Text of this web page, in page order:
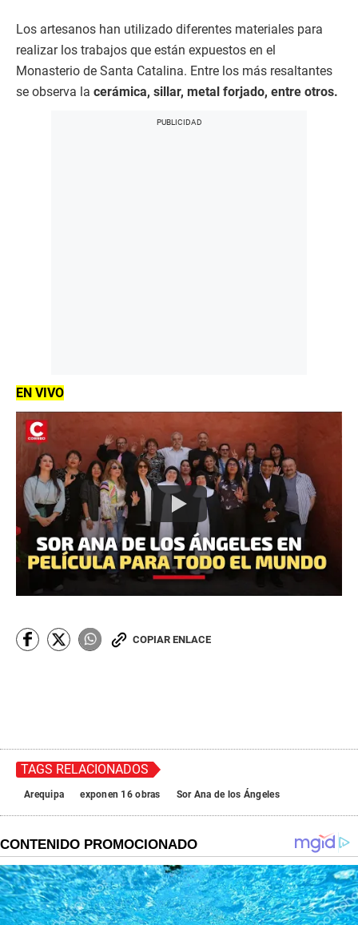
Los artesanos han utilizado diferentes materiales para
realizar los trabajos que están expuestos en el
Monasterio de Santa Catalina. Entre los más resaltantes
se observa la cerámica, sillar, metal forjado, entre otros.
EN VIVO
COPIAR ENLACE
TAGS RELACIONADOS
Arequipa exponen 16 obras Sor Ana de los Ángeles